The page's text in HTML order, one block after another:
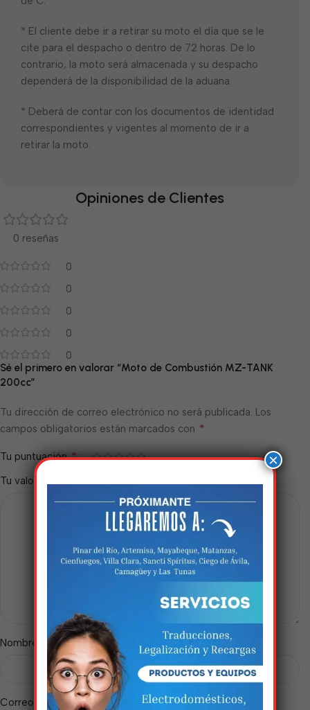
* El cliente debe ir a retirar su moto el día que se le
cite para el despacho o dentro de 72 horas. De lo
contrario, la moto será almacenada y su despacho
dependerá de la disponibilidad de la aduana.
* Deberá de contar con los documentos de identidad
correspondientes y vigentes al momento de ir a
retirar la moto.
Opiniones de Clientes
0 reseñas
0
0
0
0
0
Sé el primero en valorar “Moto de Combustión MZ-TANK
200cc”
Tu dirección de correo electrónico no será publicada. Los
campos obligatorios están marcados con *
Tu puntuación*
Tu valoración
Nombre *
Correo electrónico*
×
Estamos trabalhando
nisso!
Em breve, esta página estará
disponível com novidades
incríveis. Agradecemos pela
paciência e compreensão.